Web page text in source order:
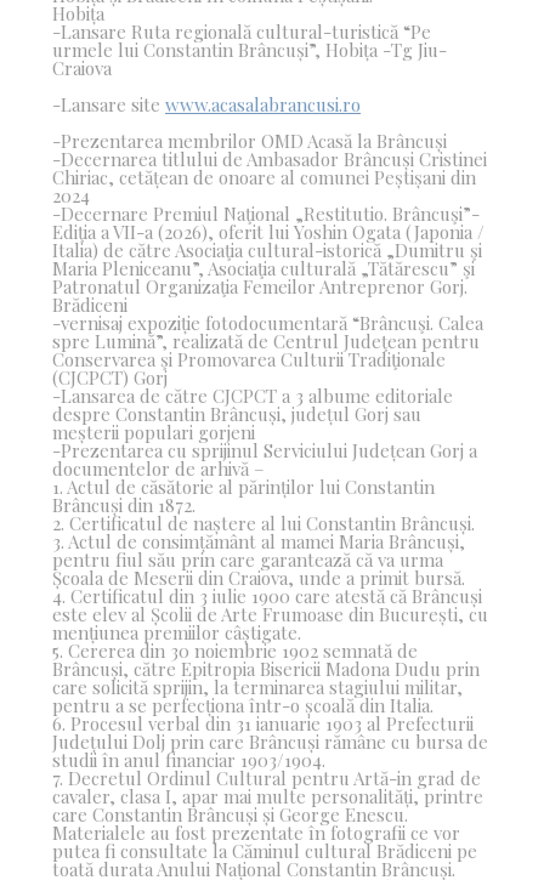
Hobița
-Lansare Ruta regională cultural-turistică “Pe
urmele lui Constantin Brâncuși”, Hobița -Tg Jiu-
Craiova
-Lansare site www.acasalabrancusi.ro
-Prezentarea membrilor OMD Acasă la Brâncuși
-Decernarea titlului de Ambasador Brâncuși Cristinei
Chiriac, cetățean de onoare al comunei Peștișani din
2024
-Decernare Premiul Naţional „Restitutio. Brâncuşi”-
Ediţia a VII-a (2026), oferit lui Yoshin Ogata (Japonia /
Italia) de către Asociaţia cultural-istorică „Dumitru şi
Maria Pleniceanu”, Asociaţia culturală „Tătărescu” şi
Patronatul Organizaţia Femeilor Antreprenor Gorj.
Brădiceni
-vernisaj expoziție fotodocumentară “Brâncuşi. Calea
spre Lumină”, realizată de Centrul Judeţean pentru
Conservarea şi Promovarea Culturii Tradiţionale
(CJCPCT) Gorj
-Lansarea de către CJCPCT a 3 albume editoriale
despre Constantin Brâncuși, județul Gorj sau
meșterii populari gorjeni
-Prezentarea cu sprijinul Serviciului Județean Gorj a
documentelor de arhivă –
1. Actul de căsătorie al părinților lui Constantin
Brâncuși din 1872.
2. Certificatul de naștere al lui Constantin Brâncuși.
3. Actul de consimțământ al mamei Maria Brâncuși,
pentru fiul său prin care garantează că va urma
Școala de Meserii din Craiova, unde a primit bursă.
4. Certificatul din 3 iulie 1900 care atestă că Brâncuși
este elev al Școlii de Arte Frumoase din București, cu
mențiunea premiilor câștigate.
5. Cererea din 30 noiembrie 1902 semnată de
Brâncuși, către Epitropia Bisericii Madona Dudu prin
care solicită sprijin, la terminarea stagiului militar,
pentru a se perfecționa într-o școală din Italia.
6. Procesul verbal din 31 ianuarie 1903 al Prefecturii
Județului Dolj prin care Brâncuși rămâne cu bursa de
studii în anul financiar 1903/1904.
7. Decretul Ordinul Cultural pentru Artă-in grad de
cavaler, clasa I, apar mai multe personalități, printre
care Constantin Brâncuși și George Enescu.
Materialele au fost prezentate în fotografii ce vor
putea fi consultate la Căminul cultural Brădiceni pe
toată durata Anului Național Constantin Brâncuși.